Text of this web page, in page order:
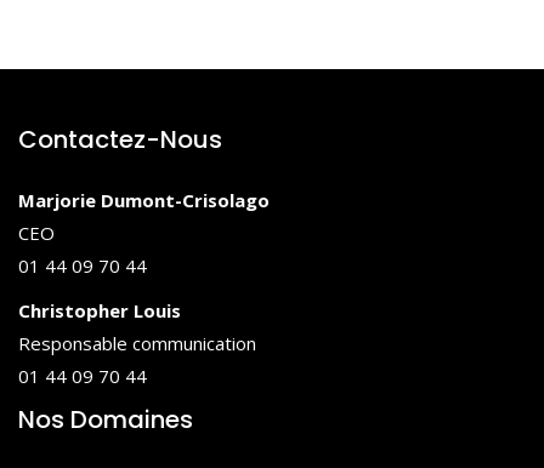
Contactez-Nous
Marjorie Dumont-Crisolago
CEO
01 44 09 70 44
Christopher Louis
Responsable communication
01 44 09 70 44
Nos Domaines